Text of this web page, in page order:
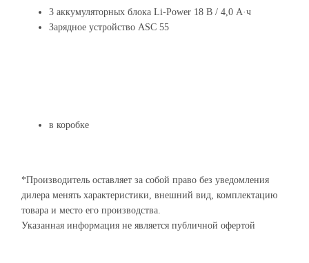
3 аккумуляторных блока Li-Power 18 В / 4,0 А·ч
Зарядное устройство ASC 55
в коробке
*Производитель оставляет за собой право без уведомления
дилера менять характеристики, внешний вид, комплектацию
товара и место его производства.
Указанная информация не является публичной офертой